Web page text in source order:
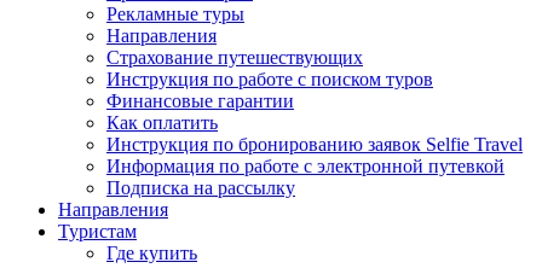
Рекламные туры
Направления
Страхование путешествующих
Инструкция по работе с поиском туров
Финансовые гарантии
Как оплатить
Инструкция по бронированию заявок Selfie Travel
Информация по работе с электронной путевкой
Подписка на рассылку
Направления
Туристам
Где купить